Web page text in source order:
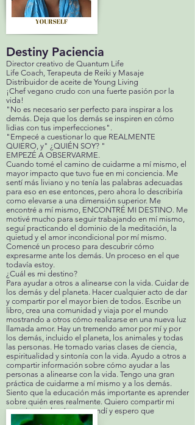
Destiny Paciencia
Director creativo de Quantum Life
Life Coach, Terapeuta de Reiki y Masaje
Distribuidor de aceite de Young Living
¡Chef vegano crudo con una fuerte pasión por la
vida!
"No es necesario ser perfecto para inspirar a los
demás. Deja que los demás se inspiren en cómo
lidias con tus imperfecciones".
"Empecé a cuestionar lo que REALMENTE
QUIERO, y" ¿QUIÉN SOY? "
EMPEZÉ A OBSERVARME.
Cuando tomé el camino de cuidarme a mí mismo, el
mayor impacto que tuvo fue en mi conciencia. Me
sentí más liviano y no tenía las palabras adecuadas
para eso en ese entonces, pero ahora lo describiría
como elevarse a una dimensión superior. Me
encontré a mí mismo, ENCONTRÉ MI DESTINO. Me
motivé mucho para seguir trabajando en mí mismo,
seguí practicando el dominio de la meditación, la
quietud y el amor incondicional por mí mismo.
Comencé un proceso para descubrir cómo
expresarme ante los demás. Un proceso en el que
todavía estoy.
¿Cuál es mi destino?
Para ayudar a otros a alinearse con la vida. Cuidar de
los demás y del planeta. Hacer cualquier acto de dar
y compartir por el mayor bien de todos. Escribe un
libro, crea una comunidad y viaja por el mundo
mostrando a otros cómo realizarse en una nueva luz
llamada amor. Hay un tremendo amor por mí y por
los demás, incluido el planeta, los animales y todas
las personas. He tomado varias clases de ciencia,
espiritualidad y sintonía con la vida. Ayudo a otros a
compartir información sobre cómo ayudar a las
personas a alinearse con la vida. Tengo una gran
práctica de cuidarme a mí mismo y a los demás.
Siento que la educación más importante es aprender
sobre quién eres realmente. Quiero compartir mi
experiencia de cómo aprendí y espero que
obtengas algo de ella :)